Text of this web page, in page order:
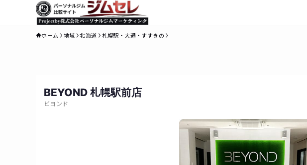
ホーム 地域 北海道 札幌駅・大通・すすきの
BEYOND 札幌駅前店
ビヨンド